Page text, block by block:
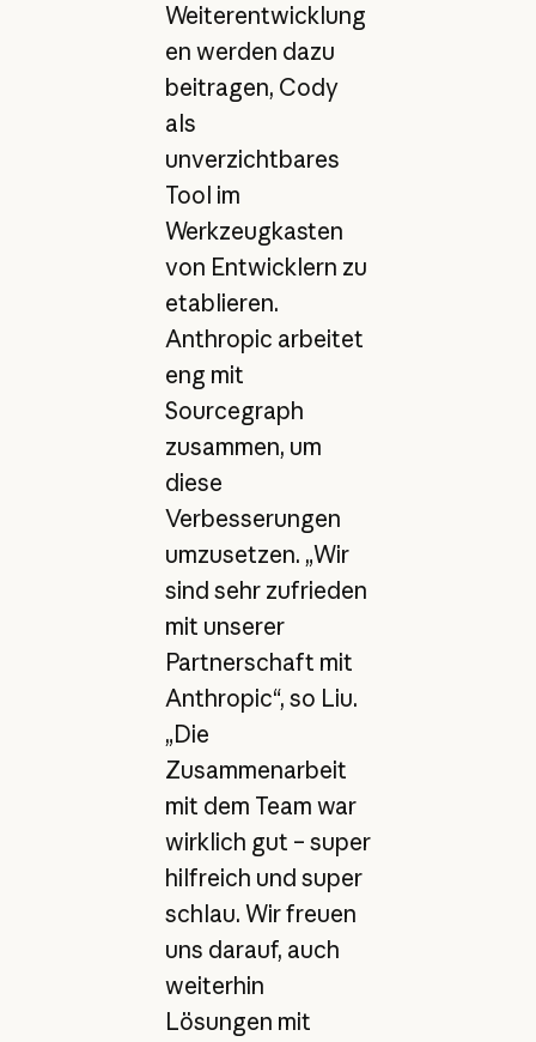
Weiterentwicklung
en werden dazu
beitragen, Cody
als
unverzichtbares
Tool im
Werkzeugkasten
von Entwicklern zu
etablieren.
Anthropic arbeitet
eng mit
Sourcegraph
zusammen, um
diese
Verbesserungen
umzusetzen. „Wir
sind sehr zufrieden
mit unserer
Partnerschaft mit
Anthropic“, so Liu.
„Die
Zusammenarbeit
mit dem Team war
wirklich gut – super
hilfreich und super
schlau. Wir freuen
uns darauf, auch
weiterhin
Lösungen mit